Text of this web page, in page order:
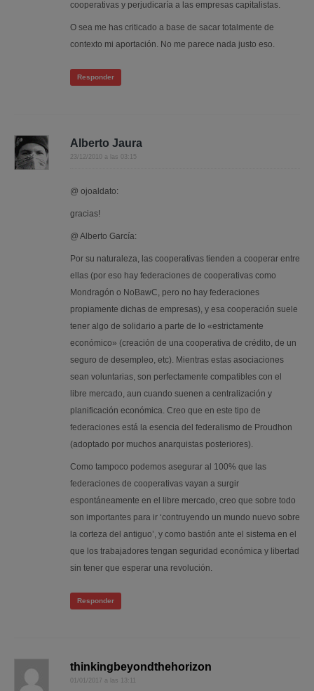
cooperativas y perjudicaría a las empresas capitalistas.
O sea me has criticado a base de sacar totalmente de
contexto mi aportación. No me parece nada justo eso.
Responder
Alberto Jaura
23/12/2010 a las 03:15
@ ojoaldato:
gracias!
@ Alberto García:
Por su naturaleza, las cooperativas tienden a cooperar entre
ellas (por eso hay federaciones de cooperativas como
Mondragón o NoBawC, pero no hay federaciones
propiamente dichas de empresas), y esa cooperación suele
tener algo de solidario a parte de lo «estrictamente
económico» (creación de una cooperativa de crédito, de un
seguro de desempleo, etc). Mientras estas asociaciones
sean voluntarias, son perfectamente compatibles con el
libre mercado, aun cuando suenen a centralización y
planificación económica. Creo que en este tipo de
federaciones está la esencia del federalismo de Proudhon
(adoptado por muchos anarquistas posteriores).
Como tampoco podemos asegurar al 100% que las
federaciones de cooperativas vayan a surgir
espontáneamente en el libre mercado, creo que sobre todo
son importantes para ir ‘contruyendo un mundo nuevo sobre
la corteza del antiguo’, y como bastión ante el sistema en el
que los trabajadores tengan seguridad económica y libertad
sin tener que esperar una revolución.
Responder
thinkingbeyondthehorizon
01/01/2017 a las 13:11